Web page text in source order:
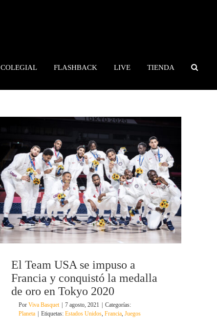
COLEGIAL FLASHBACK LIVE TIENDA
El Team USA se impuso a
Francia y conquistó la medalla
de oro en Tokyo 2020
Por Viva Basquet 7 agosto, 2021
Categorías:
Planeta
Etiquetas: Estados Unidos, Francia, Juegos